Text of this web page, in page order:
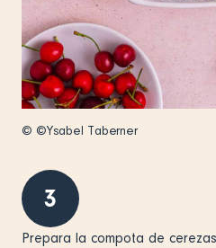
© ©Ysabel Taberner
3
Prepara la compota de